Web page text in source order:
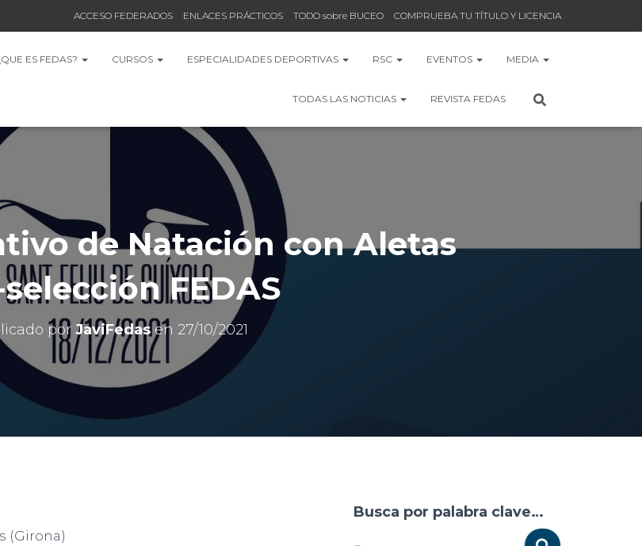
ACCESO FEDERADOS ENLACES PRÁCTICOS TODO sobre BUCEO COMPRUEBA TU TÍTULO Y LICENCIA
ES FEDAS? CURSOS ESPECIALIDADES DEPORTIVAS RSC EVENTOS MEDIA
TODAS LAS NOTICIAS REVISTA FEDAS
de Natación con Aletas
FEDAS
por JaviFedasen 27/10/2021
(Girona)
Busca por palabra clave…